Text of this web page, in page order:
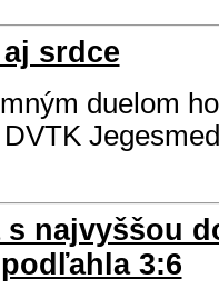
srdce
duelom
najvyššou
3:6